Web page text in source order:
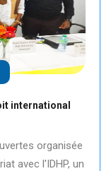
international
organisée
avec l'IDHP, un